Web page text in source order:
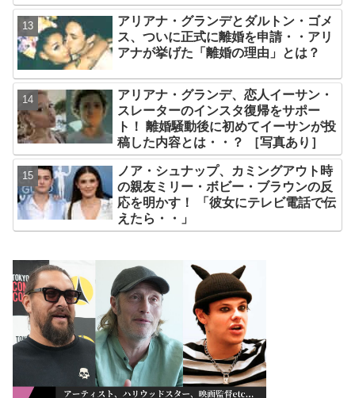
ッド・コープが関与
アリアナ・グランデとダルトン・ゴメ
ス、ついに正式に離婚を申請・・アリ
アナが挙げた「離婚の理由」とは？
アリアナ・グランデ、恋人イーサン・
スレーターのインスタ復帰をサポー
ト！ 離婚騒動後に初めてイーサンが投
稿した内容とは・・？ ［写真あり］
ノア・シュナップ、カミングアウト時
の親友ミリー・ボビー・ブラウンの反
応を明かす！ 「彼女にテレビ電話で伝
えたら・・」